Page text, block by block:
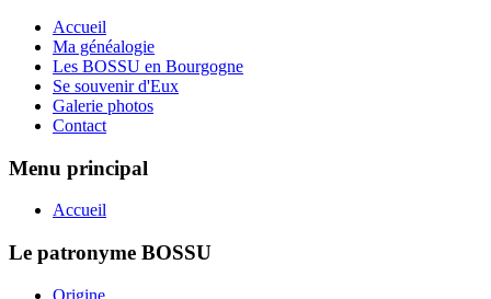
Accueil
Ma généalogie
Les BOSSU en Bourgogne
Se souvenir d'Eux
Galerie photos
Contact
Menu principal
Accueil
Le patronyme BOSSU
Origine